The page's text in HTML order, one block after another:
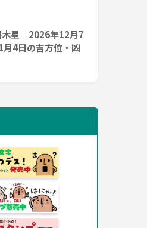
星｜2026年12月7
4日の吉方位・凶